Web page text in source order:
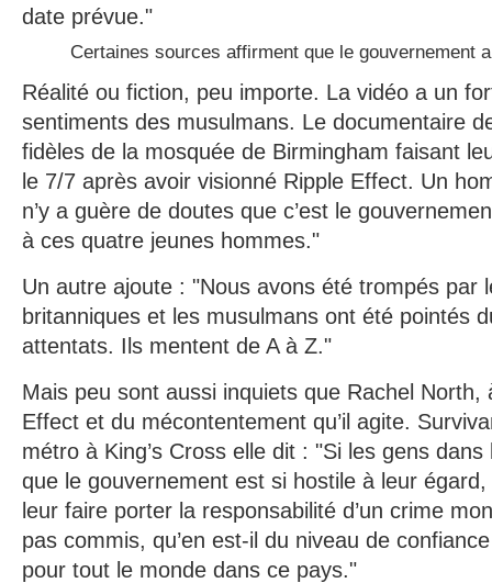
date prévue."
Certaines sources affirment que le gouvernement
Réalité ou fiction, peu importe. La vidéo a un
sentiments des musulmans. Le documentaire
fidèles de la mosquée de Birmingham faisant
le 7/7 après avoir visionné Ripple Effect. Un
n’y a guère de doutes que c’est le
à ces quatre jeunes hommes."
Un autre ajoute : "Nous avons été trompés par
britanniques et les musulmans ont été pointés
attentats. Ils mentent de A à Z."
Mais peu sont aussi inquiets que Rachel North,
Effect et du mécontentement qu’il agite.
métro à King’s Cross elle dit : "Si les gens
que le gouvernement est si hostile à leur égard,
leur faire porter la responsabilité d’un crime
pas commis, qu’en est-il du niveau de
pour tout le monde dans ce pays."